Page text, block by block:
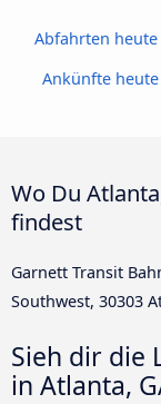
Abfahrten heute
Ankünfte
Wo Du
findest
Garnett Transit
Southwest, 30303
Sieh dir die
in Atlanta,